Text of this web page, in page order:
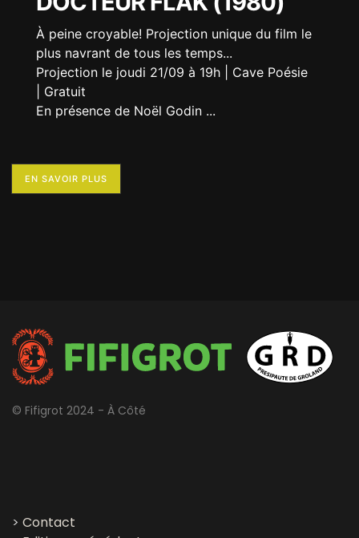
À peine croyable! Projection unique du film le
plus navrant de tous les temps...
Projection le joudi 21/09 à 19h | Cave Poésie
| Gratuit
En présence de Noël Godin ...
EN SAVOIR PLUS
© Fifigrot 2024 - À Côté
> Contact